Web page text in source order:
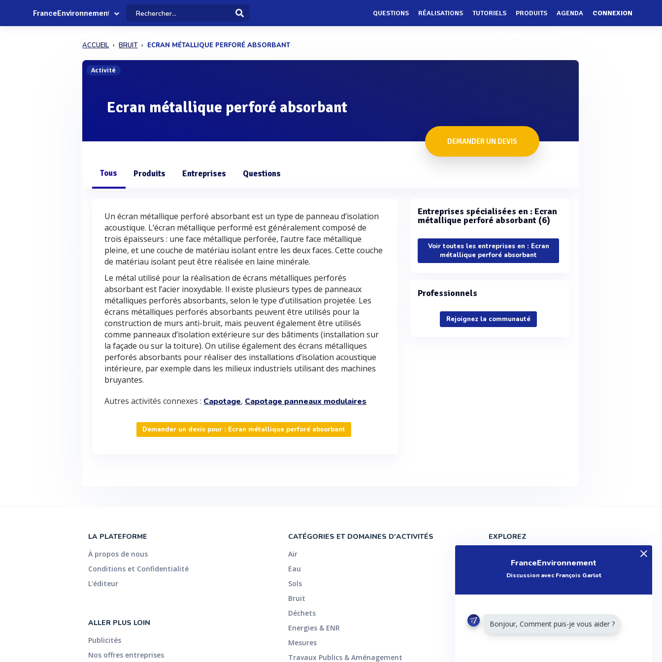
FranceEnvironnement QUESTIONS RÉALISATIONS TUTORIELS PRODUITS AGENDA CONNEXION
ACCUEIL BRUIT ECRAN MÉTALLIQUE PERFORÉ ABSORBANT
Activité
Ecran métallique perforé absorbant
DEMANDER UN DEVIS
Tous Produits Entreprises Questions
Un écran métallique perforé absorbant est un type de panneau d’isolation
acoustique. L’écran métallique performé est généralement composé de
trois épaisseurs : une face métallique perforée, l’autre face métallique
pleine, et une couche de matériau isolant entre les deux faces. Cette couche
de matériau isolant peut être réalisée en laine minérale.
Le métal utilisé pour la réalisation de écrans métalliques perforés
absorbant est l’acier inoxydable. Il existe plusieurs types de panneaux
métalliques perforés absorbants, selon le type d’utilisation projetée. Les
écrans métalliques perforés absorbants peuvent être utilisés pour la
construction de murs anti-bruit, mais peuvent également être utilisés
comme panneaux d’isolation extérieure sur des bâtiments (installation sur
la façade ou sur la toiture). On utilise également des écrans métalliques
perforés absorbants pour réaliser des installations d’isolation acoustique
intérieure, par exemple dans les milieux industriels utilisant des machines
bruyantes.
Autres activités connexes : Capotage, Capotage panneaux modulaires
Demander un devis pour : Ecran métallique perforé absorbant
Entreprises spécialisées en : Ecran
métallique perforé absorbant (6)
Voir toutes les entreprises en : Ecran
métallique perforé absorbant
Professionnels
Rejoignez la communauté
LA PLATEFORME
À propos de nous
Conditions et Confidentialité
L'éditeur
ALLER PLUS LOIN
Publicités
Nos offres entreprises
CATÉGORIES ET DOMAINES D'ACTIVITÉS
Air
Eau
Sols
Bruit
Déchets
Energies & ENR
Mesures
Travaux Publics & Aménagement
EXPLOREZ
Entreprises
Tutoriels
Articles
FranceEnvironnement
Discussion avec François Garlot
Bonjour, Comment puis-je vous aider ?